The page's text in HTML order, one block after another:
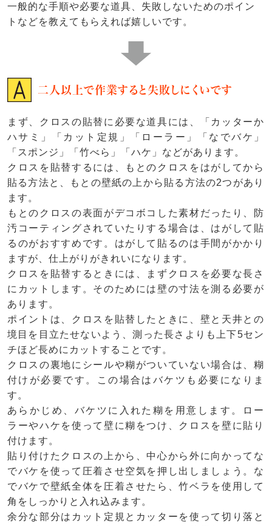
一般的な手順や必要な道具、失敗しないためのポイン
トなどを教えてもらえれば嬉しいです。
二人以上で作業すると失敗しにくいです
まず、クロスの貼替に必要な道具には、「カッターか
ハサミ」「カット定規」「ローラー」「なでバケ」
「スポンジ」「竹べら」「ハケ」などがあります。
クロスを貼替するには、もとのクロスをはがしてから
貼る方法と、もとの壁紙の上から貼る方法の2つがあり
ます。
もとのクロスの表面がデコボコした素材だったり、防
汚コーティングされていたりする場合は、はがして貼
るのがおすすめです。はがして貼るのは手間がかかり
ますが、仕上がりがきれいになります。
クロスを貼替するときには、まずクロスを必要な長さ
にカットします。そのためには壁の寸法を測る必要が
あります。
ポイントは、クロスを貼替したときに、壁と天井との
境目を目立たせないよう、測った長さよりも上下5セン
チほど長めにカットすることです。
クロスの裏地にシールや糊がついていない場合は、糊
付けが必要です。この場合はバケツも必要になりま
す。
あらかじめ、バケツに入れた糊を用意します。ロー
ラーやハケを使って壁に糊をつけ、クロスを壁に貼り
付けます。
貼り付けたクロスの上から、中心から外に向かってな
でバケを使って圧着させ空気を押し出しましょう。な
でバケで壁紙全体を圧着させたら、竹ベラを使用して
角をしっかりと入れ込みます。
余分な部分はカット定規とカッターを使って切り落と